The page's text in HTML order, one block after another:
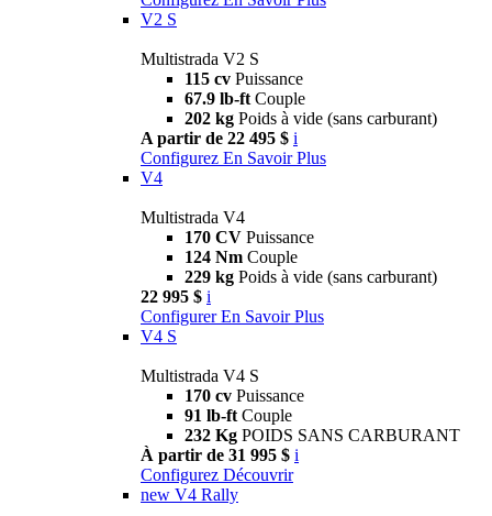
V2 S
Multistrada V2 S
115 cv Puissance
67.9 lb-ft Couple
202 kg Poids à vide (sans carburant)
A partir de 22 495 $ i
Configurez En Savoir Plus
V4
Multistrada V4
170 CV Puissance
124 Nm Couple
229 kg Poids à vide (sans carburant)
22 995 $ i
Configurer En Savoir Plus
V4 S
Multistrada V4 S
170 cv Puissance
91 lb-ft Couple
232 Kg POIDS SANS CARBURANT
À partir de 31 995 $ i
Configurez Découvrir
new V4 Rally